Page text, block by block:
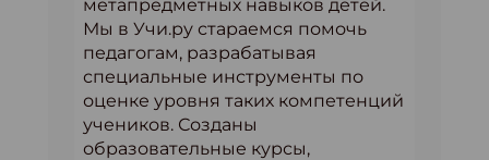
метапредметных навыков детей.
Мы в Учи.ру стараемся помочь
педагогам, разрабатывая
специальные инструменты по
оценке уровня таких компетенций
учеников. Созданы
образовательные курсы,